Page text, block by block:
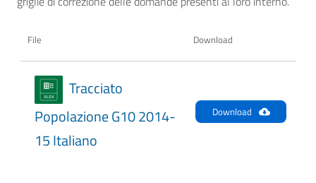
File Download
Tracciato
Popolazione G10 2014-
15 Italiano
Download